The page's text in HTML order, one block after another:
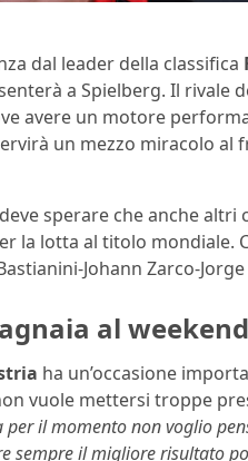
dal leader della classifica
a Spielberg. Il rivale
avere un motore
un mezzo miracolo al
sperare che anche
la lotta al titolo mondiale.
Johann Zarco-
al weekend
ha un’occasione
vuole mettersi troppe
il momento non voglio
sempre il migliore risultato